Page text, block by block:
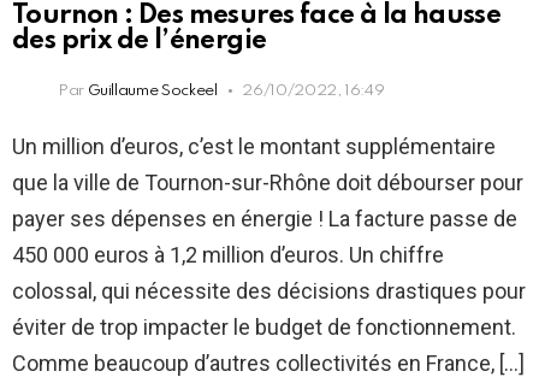
Tournon : Des mesures face à la hausse
des prix de l’énergie
Par Guillaume Sockeel 26/10/2022, 16:49
Un million d’euros, c’est le montant supplémentaire
que la ville de Tournon-sur-Rhône doit débourser pour
payer ses dépenses en énergie ! La facture passe de
450 000 euros à 1,2 million d’euros. Un chiffre
colossal, qui nécessite des décisions drastiques pour
éviter de trop impacter le budget de fonctionnement.
Comme beaucoup d’autres collectivités en France, […]